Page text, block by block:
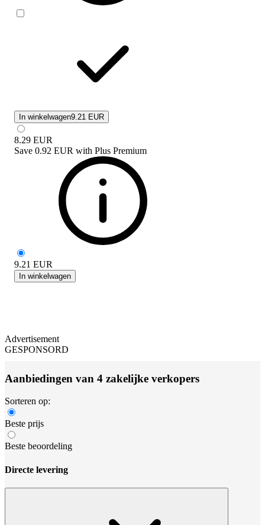
In winkelwagen9.21 EUR
8.29 EUR
Save 0.92 EUR with Plus Premium
9.21 EUR
In winkelwagen
Advertisement
GESPONSORD
Aanbiedingen van 4 zakelijke verkopers
Sorteren op:
Beste prijs
Beste beoordeling
Directe levering